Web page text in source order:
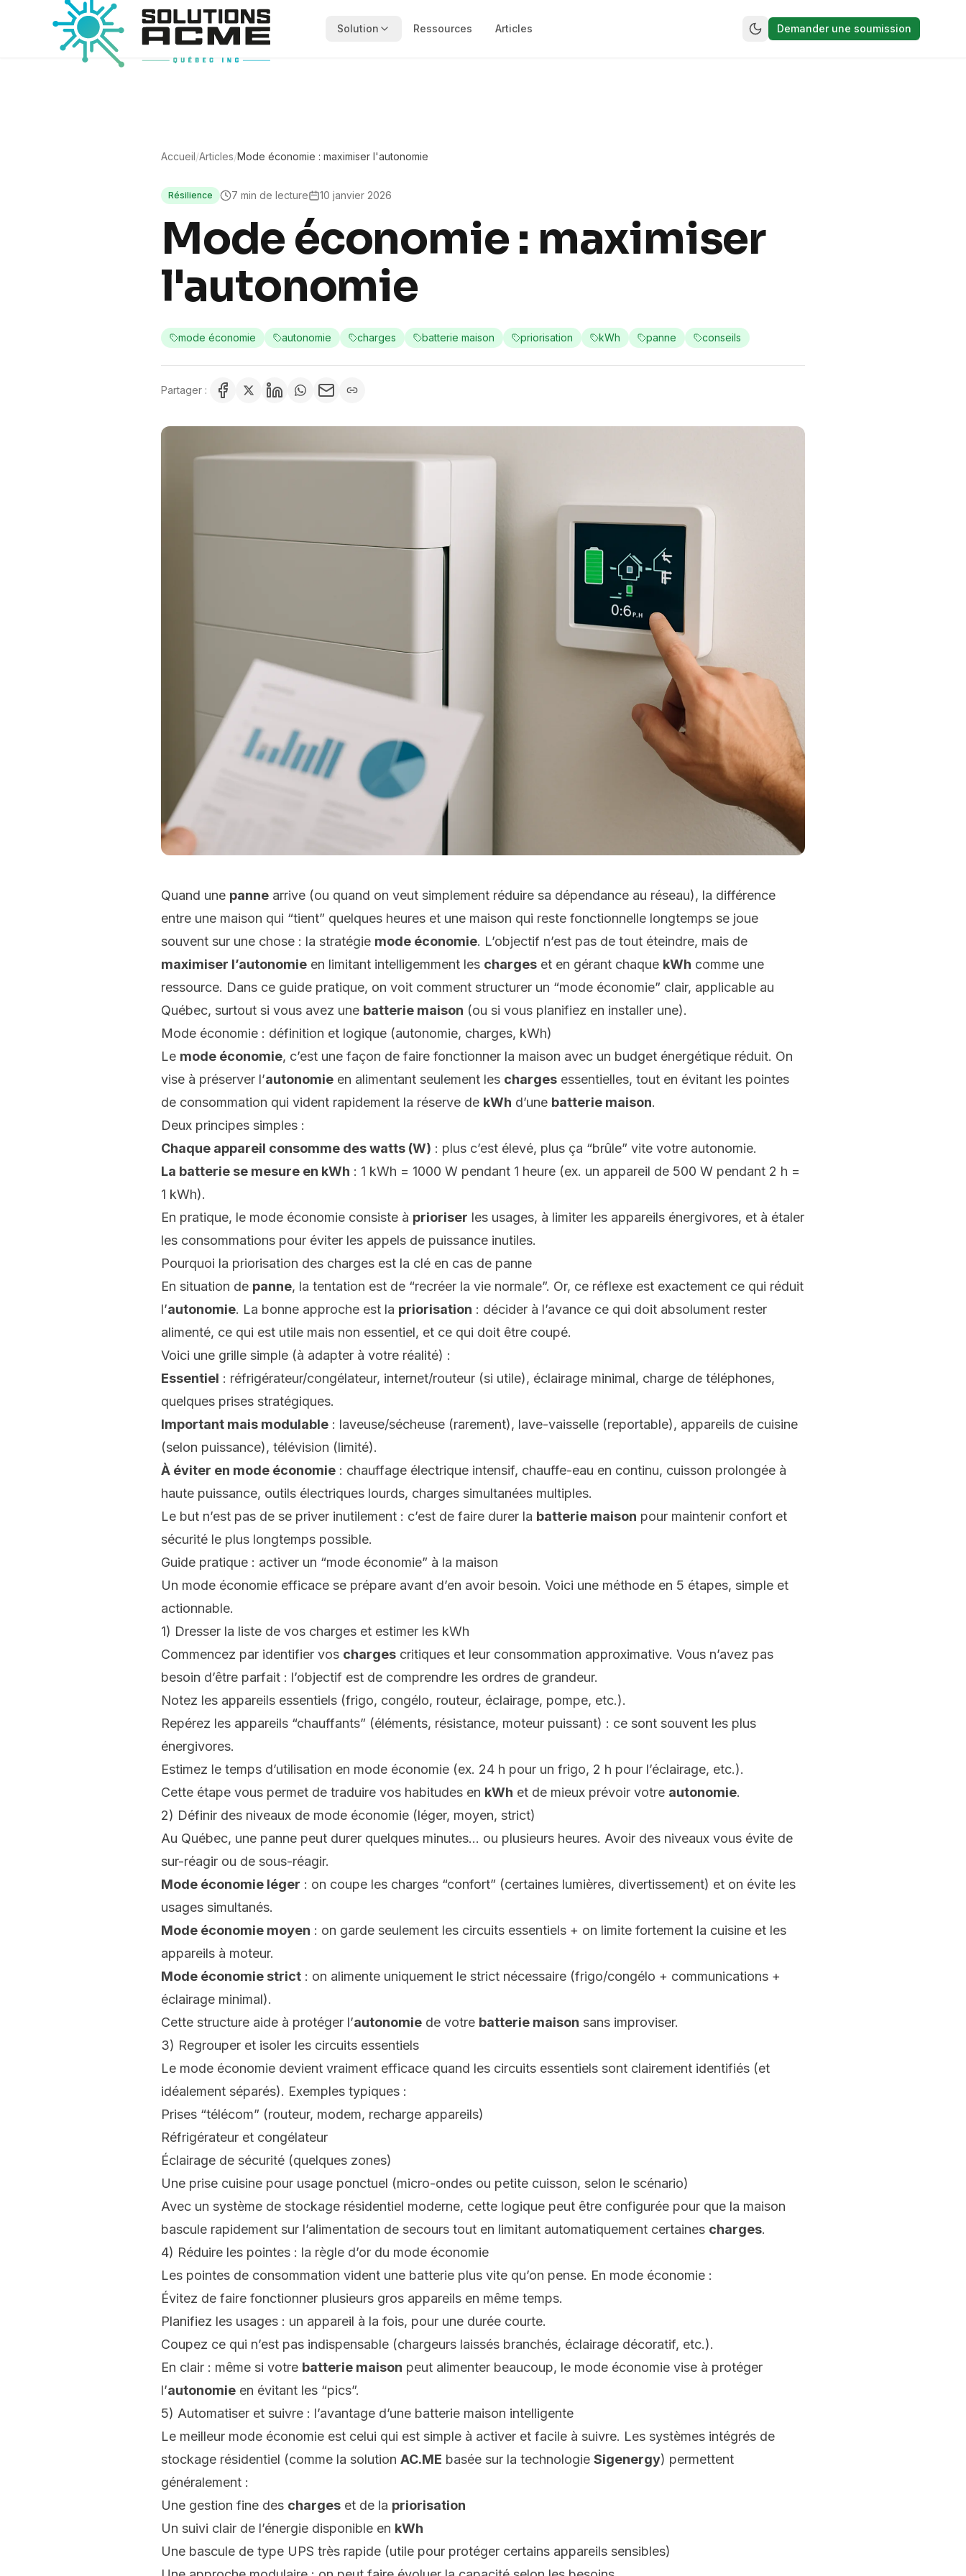
Solution Ressources Articles Demander une soumission
Accueil/Articles/Mode économie : maximiser l'autonomie
Résilience 7 min de lecture 10 janvier 2026
Mode économie : maximiser
l'autonomie
mode économie autonomie charges batterie maison priorisation kWh panne conseils
Partager :
Quand une panne arrive (ou quand on veut simplement réduire sa dépendance au réseau), la différence
entre une maison qui “tient” quelques heures et une maison qui reste fonctionnelle longtemps se joue
souvent sur une chose : la stratégie mode économie. L’objectif n’est pas de tout éteindre, mais de
maximiser l’autonomie en limitant intelligemment les charges et en gérant chaque kWh comme une
ressource. Dans ce guide pratique, on voit comment structurer un “mode économie” clair, applicable au
Québec, surtout si vous avez une batterie maison (ou si vous planifiez en installer une).
Mode économie : définition et logique (autonomie, charges, kWh)
Le mode économie, c’est une façon de faire fonctionner la maison avec un budget énergétique réduit. On
vise à préserver l’autonomie en alimentant seulement les charges essentielles, tout en évitant les pointes
de consommation qui vident rapidement la réserve de kWh d’une batterie maison.
Deux principes simples :
Chaque appareil consomme des watts (W) : plus c’est élevé, plus ça “brûle” vite votre autonomie.
La batterie se mesure en kWh : 1 kWh = 1000 W pendant 1 heure (ex. un appareil de 500 W pendant 2 h =
1 kWh).
En pratique, le mode économie consiste à prioriser les usages, à limiter les appareils énergivores, et à étaler
les consommations pour éviter les appels de puissance inutiles.
Pourquoi la priorisation des charges est la clé en cas de panne
En situation de panne, la tentation est de “recréer la vie normale”. Or, ce réflexe est exactement ce qui réduit
l’autonomie. La bonne approche est la priorisation : décider à l’avance ce qui doit absolument rester
alimenté, ce qui est utile mais non essentiel, et ce qui doit être coupé.
Voici une grille simple (à adapter à votre réalité) :
Essentiel : réfrigérateur/congélateur, internet/routeur (si utile), éclairage minimal, charge de téléphones,
quelques prises stratégiques.
Important mais modulable : laveuse/sécheuse (rarement), lave-vaisselle (reportable), appareils de cuisine
(selon puissance), télévision (limité).
À éviter en mode économie : chauffage électrique intensif, chauffe-eau en continu, cuisson prolongée à
haute puissance, outils électriques lourds, charges simultanées multiples.
Le but n’est pas de se priver inutilement : c’est de faire durer la batterie maison pour maintenir confort et
sécurité le plus longtemps possible.
Guide pratique : activer un “mode économie” à la maison
Un mode économie efficace se prépare avant d’en avoir besoin. Voici une méthode en 5 étapes, simple et
actionnable.
1) Dresser la liste de vos charges et estimer les kWh
Commencez par identifier vos charges critiques et leur consommation approximative. Vous n’avez pas
besoin d’être parfait : l’objectif est de comprendre les ordres de grandeur.
Notez les appareils essentiels (frigo, congélo, routeur, éclairage, pompe, etc.).
Repérez les appareils “chauffants” (éléments, résistance, moteur puissant) : ce sont souvent les plus
énergivores.
Estimez le temps d’utilisation en mode économie (ex. 24 h pour un frigo, 2 h pour l’éclairage, etc.).
Cette étape vous permet de traduire vos habitudes en kWh et de mieux prévoir votre autonomie.
2) Définir des niveaux de mode économie (léger, moyen, strict)
Au Québec, une panne peut durer quelques minutes… ou plusieurs heures. Avoir des niveaux vous évite de
sur-réagir ou de sous-réagir.
Mode économie léger : on coupe les charges “confort” (certaines lumières, divertissement) et on évite les
usages simultanés.
Mode économie moyen : on garde seulement les circuits essentiels + on limite fortement la cuisine et les
appareils à moteur.
Mode économie strict : on alimente uniquement le strict nécessaire (frigo/congélo + communications +
éclairage minimal).
Cette structure aide à protéger l’autonomie de votre batterie maison sans improviser.
3) Regrouper et isoler les circuits essentiels
Le mode économie devient vraiment efficace quand les circuits essentiels sont clairement identifiés (et
idéalement séparés). Exemples typiques :
Prises “télécom” (routeur, modem, recharge appareils)
Réfrigérateur et congélateur
Éclairage de sécurité (quelques zones)
Une prise cuisine pour usage ponctuel (micro-ondes ou petite cuisson, selon le scénario)
Avec un système de stockage résidentiel moderne, cette logique peut être configurée pour que la maison
bascule rapidement sur l’alimentation de secours tout en limitant automatiquement certaines charges.
4) Réduire les pointes : la règle d’or du mode économie
Les pointes de consommation vident une batterie plus vite qu’on pense. En mode économie :
Évitez de faire fonctionner plusieurs gros appareils en même temps.
Planifiez les usages : un appareil à la fois, pour une durée courte.
Coupez ce qui n’est pas indispensable (chargeurs laissés branchés, éclairage décoratif, etc.).
En clair : même si votre batterie maison peut alimenter beaucoup, le mode économie vise à protéger
l’autonomie en évitant les “pics”.
5) Automatiser et suivre : l’avantage d’une batterie maison intelligente
Le meilleur mode économie est celui qui est simple à activer et facile à suivre. Les systèmes intégrés de
stockage résidentiel (comme la solution AC.ME basée sur la technologie Sigenergy) permettent
généralement :
Une gestion fine des charges et de la priorisation
Un suivi clair de l’énergie disponible en kWh
Une bascule de type UPS très rapide (utile pour protéger certains appareils sensibles)